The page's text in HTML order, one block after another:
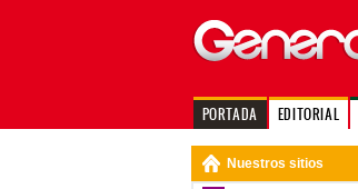
PORTADA EDITORIAL
Nuestros sitios